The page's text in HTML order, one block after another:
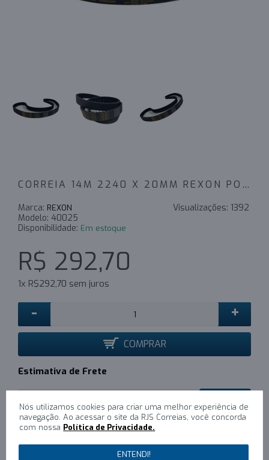
CORREIA 14M 2240 X 20MM REXON POWERSINC SCIR
Visualizações: 1392
Marca: REXON
Modelo: 40025
Disponibilidade: Em estoque
R$ 292,70
1x R$292,70 sem juros
- +
COMPRAR
Estimativa de Frete
Escreva um comentário
Nós utilizamos cookies para criar uma melhor experiência de
navegação. Ao acessar o site da RJS Correias, você concorda
com nossa Política de Privacidade.
ENTENDI!